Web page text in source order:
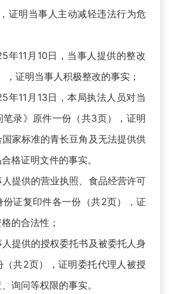
证明当事人主动减轻违法行为危
11月10日，当事人提供的整改
，证明当事人积极整改的事实；
11月13日，本局执法人员对当
录》原件一份（共3页），证明
家标准的青长豆角及无法提供供
格证明文件的事实。
供的营业执照、食品经营许可
证复印件各一份（共2页），证
的合法性；
供的授权委托书及被委托人身
共2页），证明委托代理人被授
询问等权限的事实。